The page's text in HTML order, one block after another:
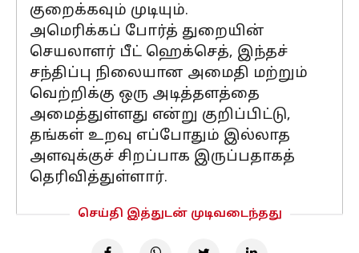
குறைக்கவும் முடியும்.
அமெரிக்கப் போர்த் துறையின்
செயலாளர் பீட் ஹெக்செத், இந்தச்
சந்திப்பு நிலையான அமைதி மற்றும்
வெற்றிக்கு ஒரு அடித்தளத்தை
அமைத்துள்ளது என்று குறிப்பிட்டு,
தங்கள் உறவு எப்போதும் இல்லாத
அளவுக்குச் சிறப்பாக இருப்பதாகத்
தெரிவித்துள்ளார்.
செய்தி இத்துடன் முடிவடைந்தது